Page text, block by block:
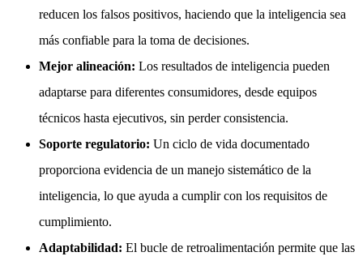
reducen los falsos positivos, haciendo que la inteligencia sea
más confiable para la toma de decisiones.
Mejor alineación: Los resultados de inteligencia pueden
adaptarse para diferentes consumidores, desde equipos
técnicos hasta ejecutivos, sin perder consistencia.
Soporte regulatorio: Un ciclo de vida documentado
proporciona evidencia de un manejo sistemático de la
inteligencia, lo que ayuda a cumplir con los requisitos de
cumplimiento.
Adaptabilidad: El bucle de retroalimentación permite que las